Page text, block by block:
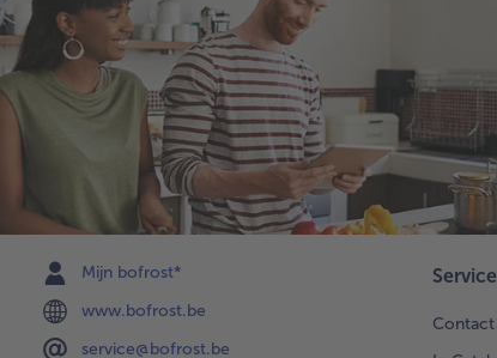
Mijn bofrost*
www.bofrost.be
service@bofrost.be
Service
Contact